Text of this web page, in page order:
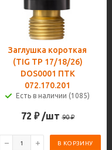
Заглушка короткая
(TIG TP 17/18/26)
DOS0001 ПТК
072.170.201
Есть в наличии (1085)
72 ₽ /шт 90₽
В КОРЗИНУ